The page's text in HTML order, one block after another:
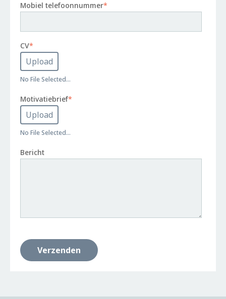
Mobiel telefoonnummer*
CV*
No File Selected...
Motivatiebrief*
No File Selected...
Bericht